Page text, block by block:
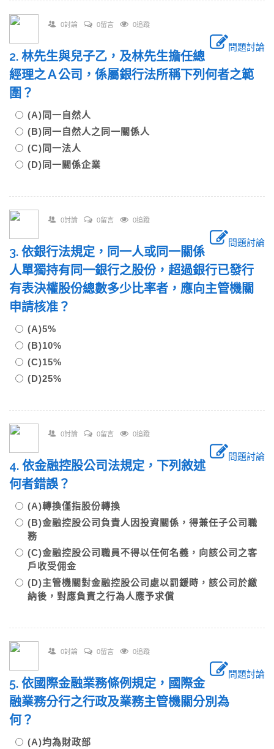
0討論 0留言 0追蹤
問題討論
2. 林先生與兒子乙，及林先生擔任總
經理之Ａ公司，係屬銀行法所稱下列何者之範
圍？
(A)同一自然人
(B)同一自然人之同一關係人
(C)同一法人
(D)同一關係企業
0討論 0留言 0追蹤
問題討論
3. 依銀行法規定，同一人或同一關係
人單獨持有同一銀行之股份，超過銀行已發行
有表決權股份總數多少比率者，應向主管機關
申請核准？
(A)5%
(B)10%
(C)15%
(D)25%
0討論 0留言 0追蹤
問題討論
4. 依金融控股公司法規定，下列敘述
何者錯誤？
(A)轉換僅指股份轉換
(B)金融控股公司負責人因投資關係，得兼任子公司職
務
(C)金融控股公司職員不得以任何名義，向該公司之客
戶收受佣金
(D)主管機關對金融控股公司處以罰鍰時，該公司於繳
納後，對應負責之行為人應予求償
0討論 0留言 0追蹤
問題討論
5. 依國際金融業務條例規定，國際金
融業務分行之行政及業務主管機關分別為
何？
(A)均為財政部